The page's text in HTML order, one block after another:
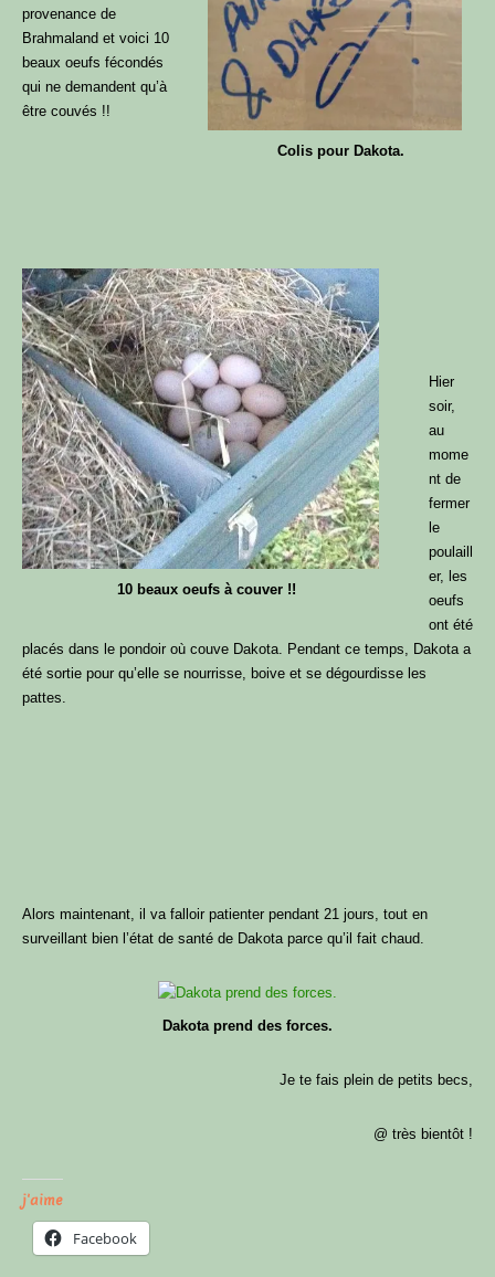
Colis pour Dakota.
provenance de
Brahmaland et voici 10
beaux oeufs fécondés
qui ne demandent qu’à
être couvés !!
10 beaux oeufs à couver !!
Hier
soir,
au
mome
nt de
fermer
le
poulaill
er, les
oeufs
ont été
placés dans le pondoir où couve Dakota. Pendant ce temps, Dakota a
été sortie pour qu’elle se nourrisse, boive et se dégourdisse les
pattes.
Alors maintenant, il va falloir patienter pendant 21 jours, tout en
surveillant bien l’état de santé de Dakota parce qu’il fait chaud.
Dakota prend des forces.
Je te fais plein de petits becs,
@ très bientôt !
j'aime
Facebook